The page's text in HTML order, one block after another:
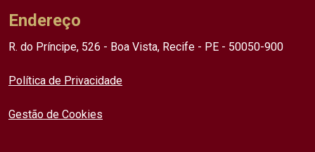
Endereço
R. do Príncipe, 526 - Boa Vista, Recife - PE - 50050-900
Política de Privacidade
Gestão de Cookies